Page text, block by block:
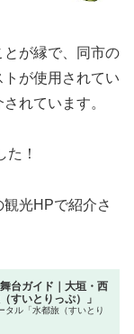
が縁で、同市の
が使用されてい
れています。
！
光HPで紹介さ
台ガイド｜大垣・西
すいとりっぷ）」
タル「水都旅（すいとり